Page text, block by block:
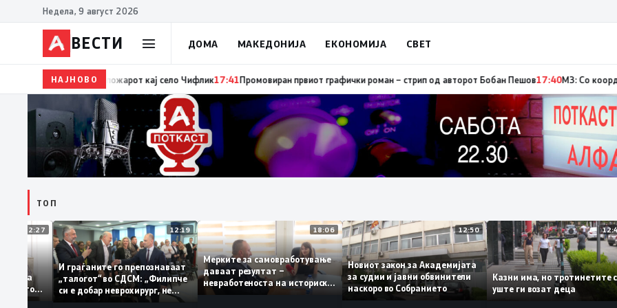
Недела, 9 август 2026
ВЕСТИ ДОМА МАКЕДОНИЈА ЕКОНОМИЈА СВЕТ
НАЈНОВО 17:42ЦУК: До 18 часот 11 пожари на отворен простор, од кои три се активни – изгаснат пожарот кај село Чифлик17:41
ТОП
12:27
За
треба
12:19
И граѓаните го препознаваат
„талогот“ во СДСМ: „Филипче
си е добар неврохирург, не
треба се занимава со
18:06
Мерките за самовработување
даваат резултат –
невработеноста на историски
најниско ниво од 11,3%
12:50
Новиот закон за Академијата
за судии и јавни обвинители
наскоро во Собранието
Казни има, но
уште ги возат деца